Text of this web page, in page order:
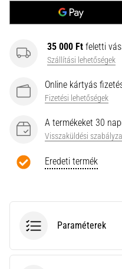
is
változatos
edzés,
kicsit
más?
Csatlakozz
Cross
Training…
megjelenítése
35 000 Ft feletti
Szállítási lehetőségek
Online kártyás
Fizetési lehetőségek
A termékeket 30
Visszaküldési
Eredeti termék
Paraméterek